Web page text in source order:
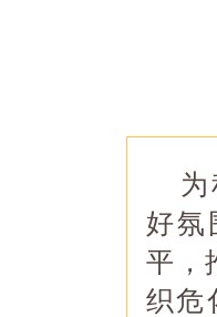
好氛
平，
织危